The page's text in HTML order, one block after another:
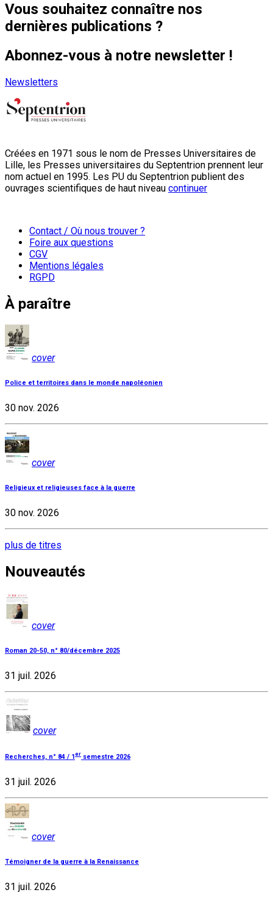
Vous souhaitez connaître nos
dernières publications ?
Abonnez-vous à notre newsletter !
Newsletters
Créées en 1971 sous le nom de Presses Universitaires de
Lille, les Presses universitaires du Septentrion prennent leur
nom actuel en 1995. Les PU du Septentrion publient des
ouvrages scientifiques de haut niveau continuer
Contact / Où nous trouver ?
Foire aux questions
CGV
Mentions légales
RGPD
À paraître
cover
Police et territoires dans le monde napoléonien
30 nov. 2026
cover
Religieux et religieuses face à la guerre
30 nov. 2026
plus de titres
Nouveautés
cover
Roman 20-50, n° 80/décembre 2025
31 juil. 2026
cover
Recherches, n° 84 / 1 er semestre 2026
31 juil. 2026
cover
Témoigner de la guerre à la Renaissance
31 juil. 2026